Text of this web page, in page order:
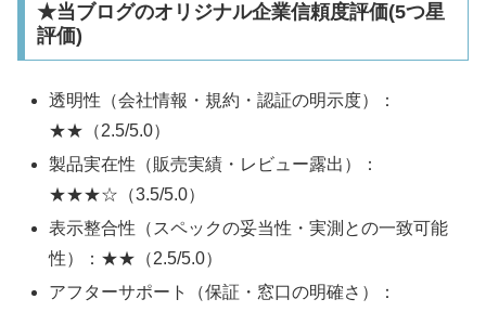
★当ブログのオリジナル企業信頼度評価(5つ星
評価)
透明性（会社情報・規約・認証の明示度）：
★★（2.5/5.0）
製品実在性（販売実績・レビュー露出）：
★★★☆（3.5/5.0）
表示整合性（スペックの妥当性・実測との一致可能
性）：★★（2.5/5.0）
アフターサポート（保証・窓口の明確さ）：